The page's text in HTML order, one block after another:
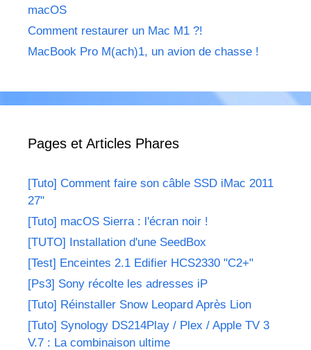
macOS
Comment restaurer un Mac M1 ?!
MacBook Pro M(ach)1, un avion de chasse !
Pages et Articles Phares
[Tuto] Comment faire son câble SSD iMac 2011
27"
[Tuto] macOS Sierra : l'écran noir !
[TUTO] Installation d'une SeedBox
[Test] Enceintes 2.1 Edifier HCS2330 "C2+"
[Ps3] Sony récolte les adresses iP
[Tuto] Réinstaller Snow Leopard Après Lion
[Tuto] Synology DS214Play / Plex / Apple TV 3
V.7 : La combinaison ultime